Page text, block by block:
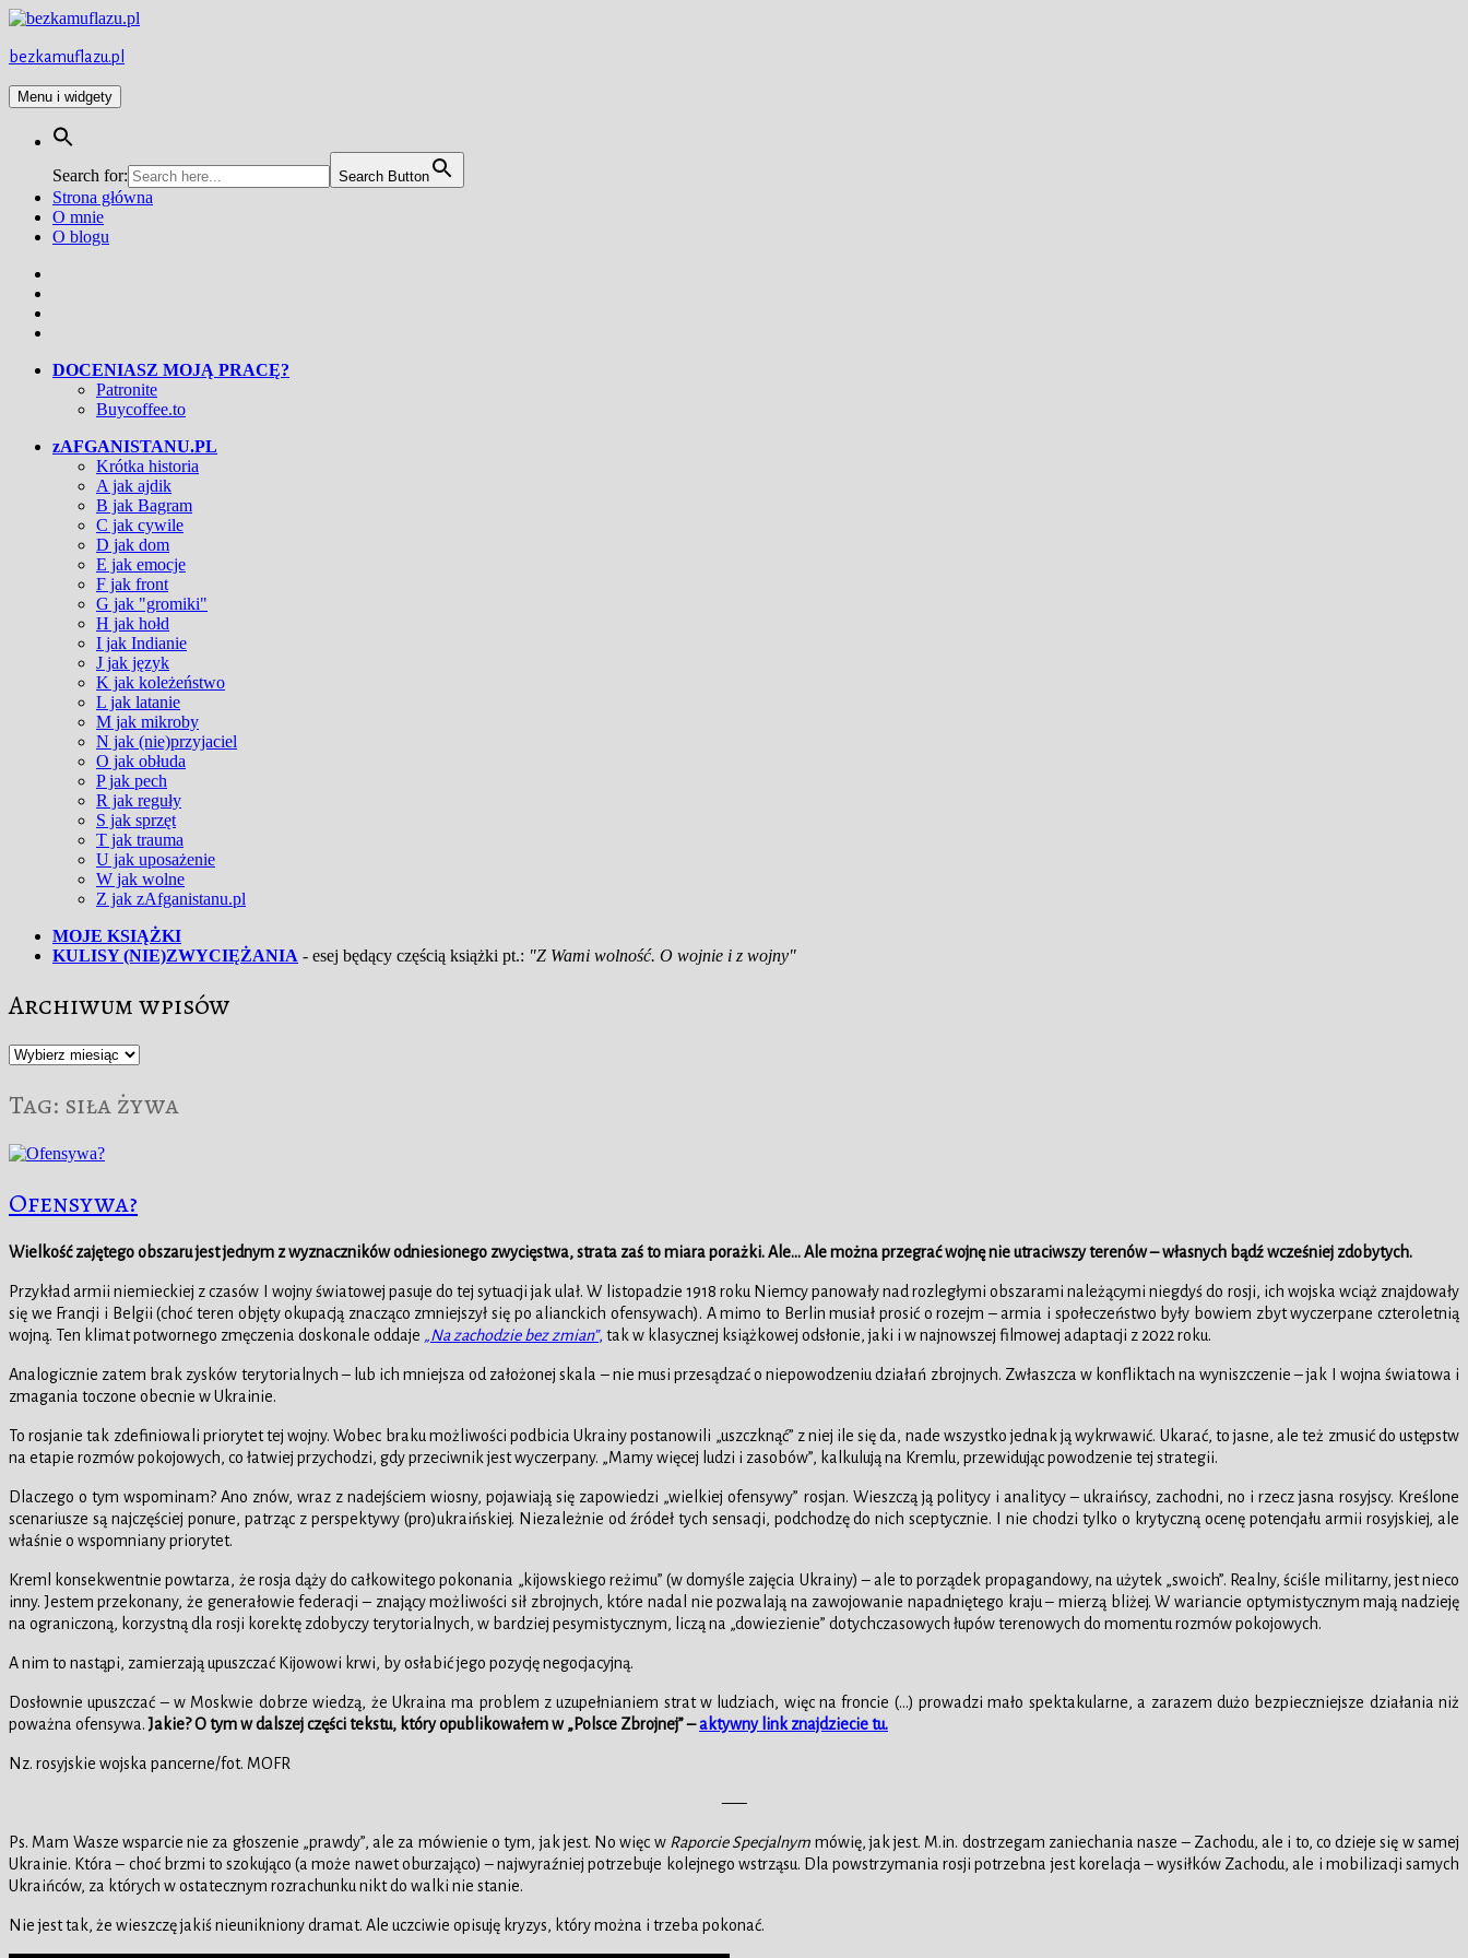
Przejdź
treści
bezkamuflazu.pl
Menu i widgety
Search for: Search Button
Strona główna
O mnie
O blogu
DOCENIASZ MOJĄ PRACĘ?
Patronite
Buycoffee.to
zAFGANISTANU.PL
Krótka historia
A jak ajdik
B jak Bagram
C jak cywile
D jak dom
E jak emocje
F jak front
G jak "gromiki"
H jak hołd
I jak Indianie
J jak język
K jak koleżeństwo
L jak latanie
M jak mikroby
N jak (nie)przyjaciel
O jak obłuda
P jak pech
R jak reguły
S jak sprzęt
T jak trauma
U jak uposażenie
W jak wolne
Z jak zAfganistanu.pl
MOJE KSIĄŻKI
KULISY (NIE)ZWYCIĘŻANIA - esej będący częścią książki pt.: "Z Wami wolność. O wojnie i z wojny"
Archiwum wpisów
Archiwum
Tag: siła żywa
Ofensywa?
Wielkość zajętego obszaru jest jednym z wyznaczników odniesionego zwycięstwa, strata zaś to miara porażki. Ale… Ale można przegrać wojnę nie utraciwszy terenów – własnych bądź wcześniej zdobytych.
Przykład armii niemieckiej z czasów I wojny światowej pasuje do tej sytuacji jak ulał. W listopadzie 1918 roku Niemcy panowały nad rozległymi obszarami należącymi niegdyś do rosji, ich wojska wciąż znajdowały
się we Francji i Belgii (choć teren objęty okupacją znacząco zmniejszył się po alianckich ofensywach). A mimo to Berlin musiał prosić o rozejm – armia i społeczeństwo były bowiem zbyt wyczerpane czteroletnią
wojną. Ten klimat potwornego zmęczenia doskonale oddaje „Na zachodzie bez zmian”, tak w klasycznej książkowej odsłonie, jaki i w najnowszej filmowej adaptacji z 2022 roku.
Analogicznie zatem brak zysków terytorialnych – lub ich mniejsza od założonej skala – nie musi przesądzać o niepowodzeniu działań zbrojnych. Zwłaszcza w konfliktach na wyniszczenie – jak I wojna światowa i
zmagania toczone obecnie w Ukrainie.
To rosjanie tak zdefiniowali priorytet tej wojny. Wobec braku możliwości podbicia Ukrainy postanowili „uszczknąć” z niej ile się da, nade wszystko jednak ją wykrwawić. Ukarać, to jasne, ale też zmusić do ustępstw
na etapie rozmów pokojowych, co łatwiej przychodzi, gdy przeciwnik jest wyczerpany. „Mamy więcej ludzi i zasobów”, kalkulują na Kremlu, przewidując powodzenie tej strategii.
Dlaczego o tym wspominam? Ano znów, wraz z nadejściem wiosny, pojawiają się zapowiedzi „wielkiej ofensywy” rosjan. Wieszczą ją politycy i analitycy – ukraińscy, zachodni, no i rzecz jasna rosyjscy. Kreślone
scenariusze są najczęściej ponure, patrząc z perspektywy (pro)ukraińskiej. Niezależnie od źródeł tych sensacji, podchodzę do nich sceptycznie. I nie chodzi tylko o krytyczną ocenę potencjału armii rosyjskiej, ale
właśnie o wspomniany priorytet.
Kreml konsekwentnie powtarza, że rosja dąży do całkowitego pokonania „kijowskiego reżimu” (w domyśle zajęcia Ukrainy) – ale to porządek propagandowy, na użytek „swoich”. Realny, ściśle militarny, jest nieco
inny. Jestem przekonany, że generałowie federacji – znający możliwości sił zbrojnych, które nadal nie pozwalają na zawojowanie napadniętego kraju – mierzą bliżej. W wariancie optymistycznym mają nadzieję
na ograniczoną, korzystną dla rosji korektę zdobyczy terytorialnych, w bardziej pesymistycznym, liczą na „dowiezienie” dotychczasowych łupów terenowych do momentu rozmów pokojowych.
A nim to nastąpi, zamierzają upuszczać Kijowowi krwi, by osłabić jego pozycję negocjacyjną.
Dosłownie upuszczać – w Moskwie dobrze wiedzą, że Ukraina ma problem z uzupełnianiem strat w ludziach, więc na froncie (…) prowadzi mało spektakularne, a zarazem dużo bezpieczniejsze działania niż
poważna ofensywa.Jakie? O tym w dalszej części tekstu, który opublikowałem w „Polsce Zbrojnej” –aktywny link znajdziecie tu.
Nz. rosyjskie wojska pancerne/fot. MOFR
—–
Ps. Mam Wasze wsparcie nie za głoszenie „prawdy”, ale za mówienie o tym, jak jest. No więc w Raporcie Specjalnym mówię, jak jest. M.in. dostrzegam zaniechania nasze – Zachodu, ale i to, co dzieje się w samej
Ukrainie. Która – choć brzmi to szokująco (a może nawet oburzająco) – najwyraźniej potrzebuje kolejnego wstrząsu. Dla powstrzymania rosji potrzebna jest korelacja – wysiłków Zachodu, ale i mobilizacji samych
Ukraińców, za których w ostatecznym rozrachunku nikt do walki nie stanie.
Nie jest tak, że wieszczę jakiś nieunikniony dramat. Ale uczciwie opisuję kryzys, który można i trzeba pokonać.